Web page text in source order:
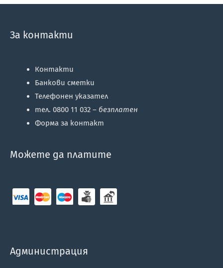
За контакти
Контакти
Банкови сметки
Телефонен указател
тел. 0800 11 032 – безплатен
Форма за контакт
Можете да платите
Администрация